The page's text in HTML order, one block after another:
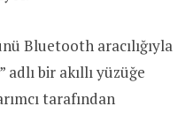
Bluetooth aracılığıyla
bir akıllı yüzüğe
tarafından